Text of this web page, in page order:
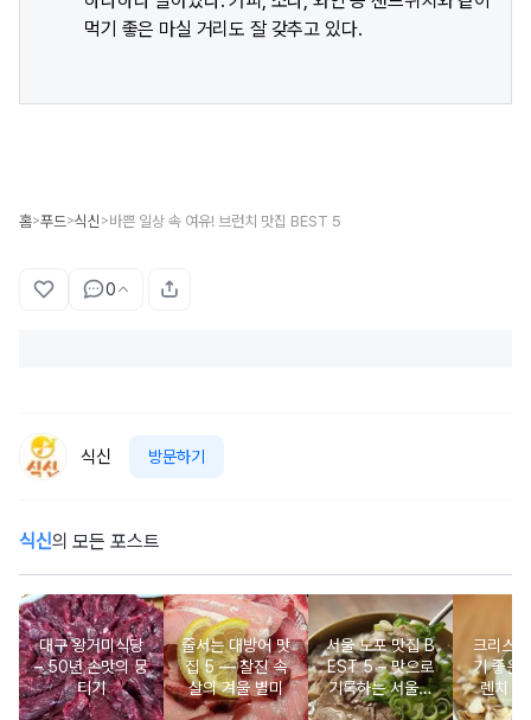
먹기 좋은 마실 거리도 잘 갖추고 있다.
홈>푸드>식신 >바쁜 일상 속 여유! 브런치 맛집 BEST 5
0
식신 방문하기
식신의 모든 포스트
대구 왕거미식당
– 50년 손맛의 뭉
티기
줄서는 대방어 맛
집 5 ― 찰진 속
살의 겨울 별미
서울 노포 맛집 B
EST 5 – 맛으로
기록하는 서울의
시간
크리스
기 좋은
렌치